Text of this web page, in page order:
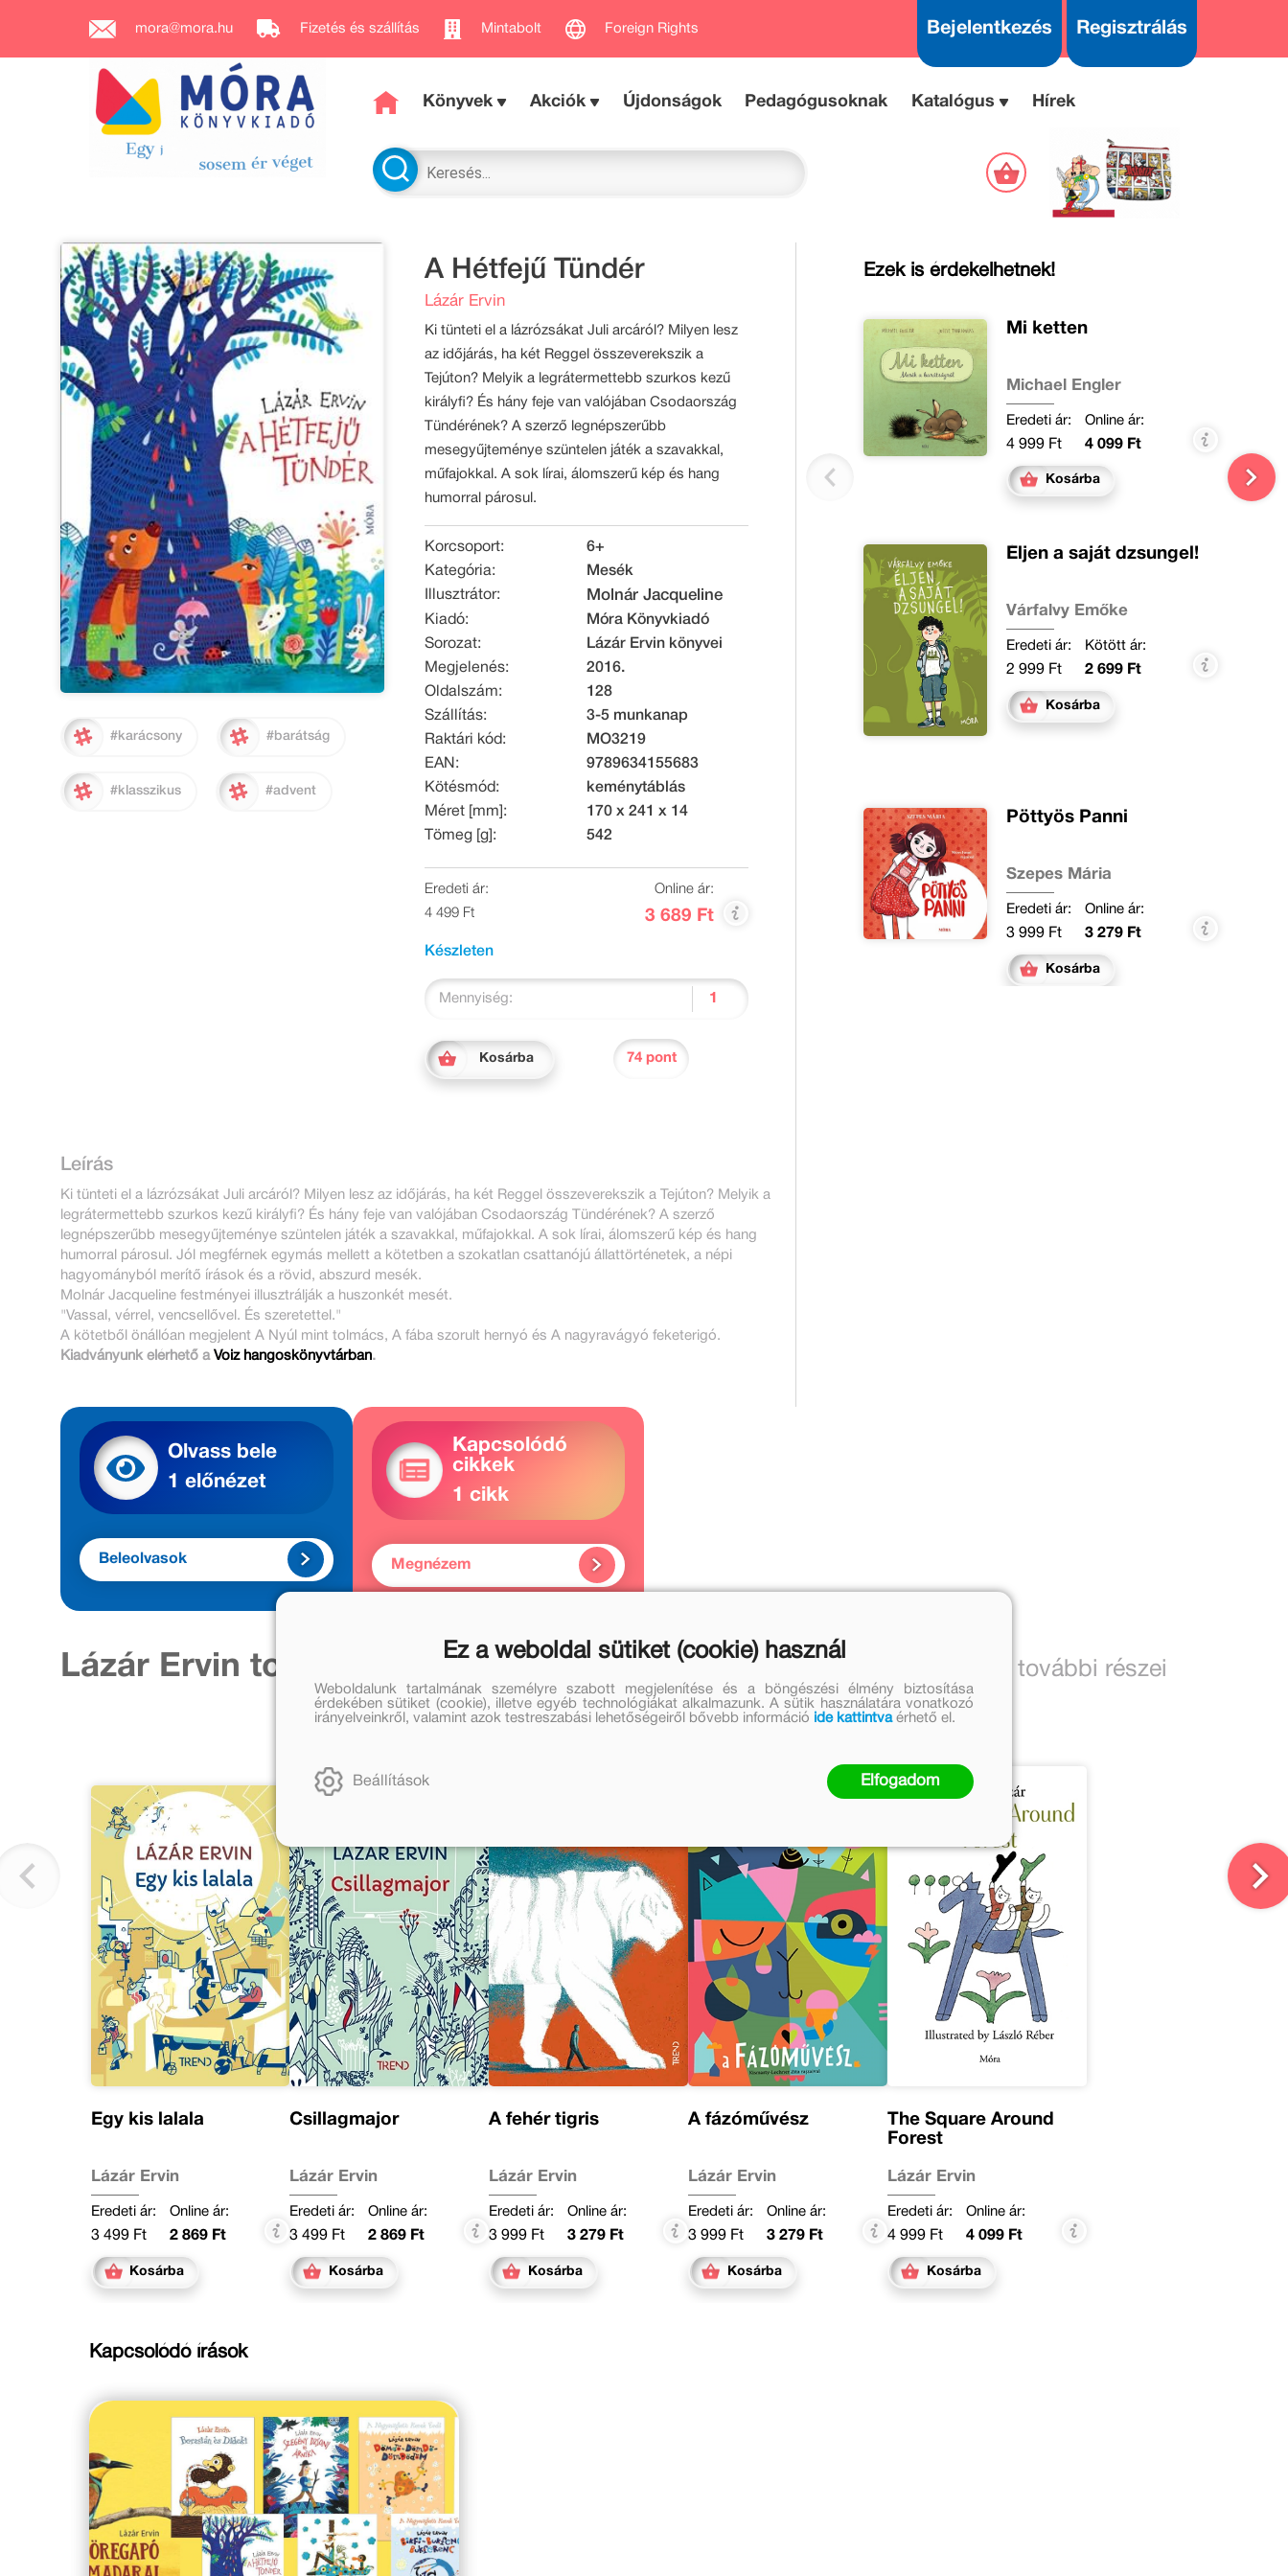
mora@mora.hu Fizetés és szállítás Mintabolt Foreign Rights Bejelentkezés Regisztrálás
Könyvek Akciók Újdonságok Pedagógusoknak Katalógus Hírek
#karácsony #barátság
#klasszikus #advent
A Hétfejű Tündér
Lázár Ervin
Ki tünteti el a lázrózsákat Juli arcáról? Milyen lesz
az időjárás, ha két Reggel összeverekszik a
Tejúton? Melyik a legrátermettebb szurkos kezű
királyfi? És hány feje van valójában Csodaország
Tündérének? A szerző legnépszerűbb
mesegyűjteménye szüntelen játék a szavakkal,
műfajokkal. A sok lírai, álomszerű kép és hang
humorral párosul.
Korcsoport:
6+
Kategória:
Mesék
Illusztrátor:
Molnár Jacqueline
Kiadó:
Móra Könyvkiadó
Sorozat:
Lázár Ervin könyvei
Megjelenés:
2016.
Oldalszám:
128
Szállítás:
3-5 munkanap
Raktári kód:
MO3219
EAN:
9789634155683
Kötésmód:
keménytáblás
Méret [mm]:
170 x 241 x 14
Tömeg [g]:
542
Eredeti ár:
4 499 Ft
Online ár:
3 689 Ft
Készleten
Mennyiség:
Kosárba 74 pont
Leírás
Ki tünteti el a lázrózsákat Juli arcáról? Milyen lesz az időjárás, ha két Reggel összeverekszik a Tejúton? Melyik a
legrátermettebb szurkos kezű királyfi? És hány feje van valójában Csodaország Tündérének? A szerző
legnépszerűbb mesegyűjteménye szüntelen játék a szavakkal, műfajokkal. A sok lírai, álomszerű kép és hang
humorral párosul. Jól megférnek egymás mellett a kötetben a szokatlan csattanójú állattörténetek, a népi
hagyományból merítő írások és a rövid, abszurd mesék.
Molnár Jacqueline festményei illusztrálják a huszonkét mesét.
"Vassal, vérrel, vencsellővel. És szeretettel."
A kötetből önállóan megjelent A Nyúl mint tolmács, A fába szorult hernyó és A nagyravágyó feketerigó.
Kiadványunk elérhető a Voiz hangoskönyvtárban.
Ezek is érdekelhetnek!
Mi ketten
Michael Engler
Eredeti ár:
4 999 Ft
Online ár:
4 099 Ft
Kosárba
Éljen a saját dzsungel!
Várfalvy Emőke
Eredeti ár:
2 999 Ft
Kötött ár:
2 699 Ft
Kosárba
Pöttyös Panni
Szepes Mária
Eredeti ár:
3 999 Ft
Online ár:
3 279 Ft
Kosárba
Olvass bele
1 előnézet
Beleolvasok
Kapcsolódó
cikkek
1 cikk
Megnézem
Lázár Ervin további művei Molnár Jacqueline további művei A sorozat további részei
Egy kis lalala
Lázár Ervin
Eredeti ár:
3 499 Ft
Online ár:
2 869 Ft
Kosárba
Csillagmajor
Lázár Ervin
Eredeti ár:
3 499 Ft
Online ár:
2 869 Ft
Kosárba
A fehér tigris
Lázár Ervin
Eredeti ár:
3 999 Ft
Online ár:
3 279 Ft
Kosárba
A fázóművész
Lázár Ervin
Eredeti ár:
3 999 Ft
Online ár:
3 279 Ft
Kosárba
The Square Around
Forest
Lázár Ervin
Eredeti ár:
4 999 Ft
Online ár:
4 099 Ft
Kosárba
Kapcsolódó írások
Ez a weboldal sütiket (cookie) használ
Weboldalunk tartalmának személyre szabott megjelenítése és a böngészési élmény biztosítása
érdekében sütiket (cookie), illetve egyéb technológiákat alkalmazunk. A sütik használatára vonatkozó
irányelveinkről, valamint azok testreszabási lehetőségeiről bővebb információ ide kattintvaérhető el.
Beállítások Elfogadom